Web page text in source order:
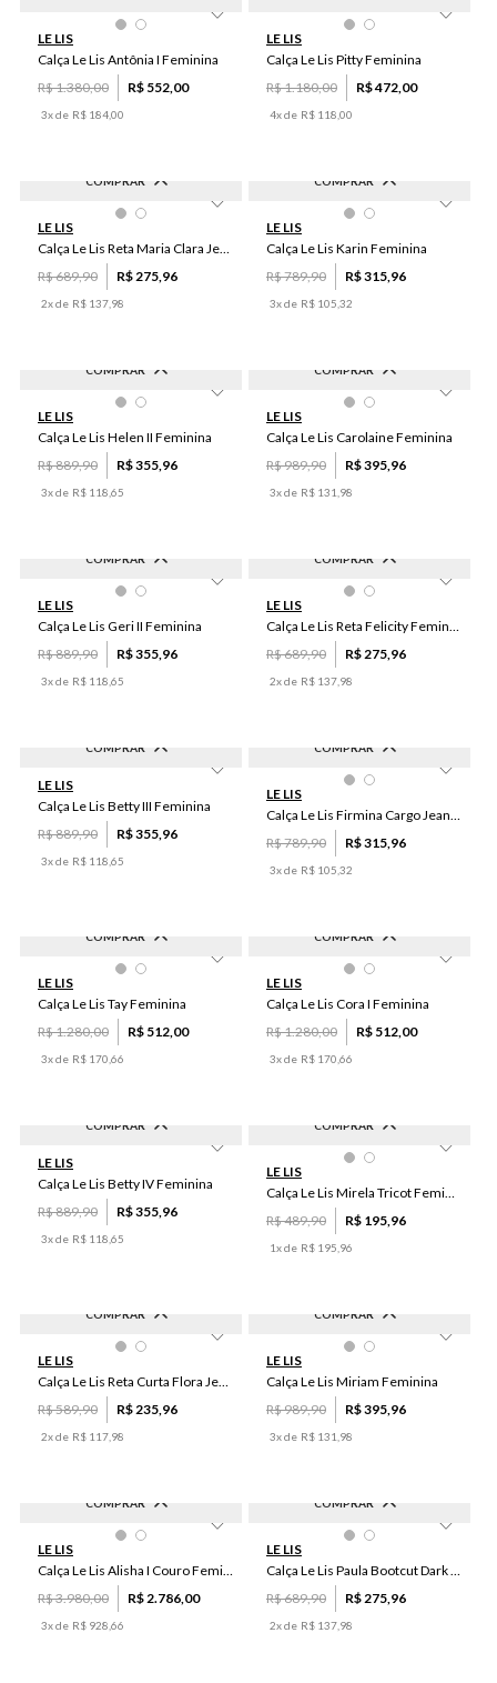
42 44
LE LIS
Calça Le Lis Antônia I Feminina
R$1.380,00 R$ 552,00
3x de R$ 18400
44
LE LIS
Calça Le Lis Pitty Feminina
R$1.180,00 R$472,00
4x de R$ 118 00
COMPRAR
46
LE LIS
Calça Le Lis Reta Maria Clara Jeans Feminina
R$689,90 R$275,96
2x de R$ 137 98
COMPRAR
GG
LE LIS
Calça Le Lis Karin Feminina
R$789,90 R$315,96
3x de R$ 105 32
COMPRAR
G GG
LE LIS
Calça Le Lis Helen II Feminina
R$889,90 R$355,96
3x de R$ 118 65
COMPRAR
34
LE LIS
Calça Le Lis Carolaine Feminina
R$989,90 R$395,96
3x de R$ 131 98
COMPRAR
PP G
LE LIS
Calça Le Lis Geri II Feminina
R$889,90 R$355,96
3x de R$ 118 65
COMPRAR
46 44
LE LIS
Calça Le Lis Reta Felicity Feminina
R$689,90 R$275,96
2x de R$ 137 98
COMPRAR
LE LIS
Calça Le Lis Betty III Feminina
R$889,90 R$355,96
3x de R$ 118 65
COMPRAR
44
LE LIS
Calça Le Lis Firmina Cargo Jeans Feminina
R$789,90 R$315,96
3x de R$ 105 32
COMPRAR
36
LE LIS
Calça Le Lis Tay Feminina
R$1.280,00 R$ 512,00
3x de R$ 170 66
COMPRAR
44 46
LE LIS
Calça Le Lis Cora I Feminina
R$1.280,00 R$ 512,00
3x de R$ 170 66
COMPRAR
LE LIS
Calça Le Lis Betty IV Feminina
R$889,90 R$355,96
3x de R$ 118 65
COMPRAR
G PP
LE LIS
Calça Le Lis Mirela Tricot Feminina
R$489,90 R$ 195,96
1x de R$ 195 96
COMPRAR
46 44
LE LIS
Calça Le Lis Reta Curta Flora Jeans Feminina
R$589,90 R$235,96
2x de R$ 117 98
COMPRAR
44 46
LE LIS
Calça Le Lis Miriam Feminina
R$989,90 R$395,96
3x de R$ 131 98
COMPRAR
42 44
LE LIS
Calça Le Lis Alisha I Couro Feminina
R$3.980,00 R$2.786,00
3x de R$ 928 66
COMPRAR
38
36
46
LE LIS
Calça Le Lis Paula Bootcut Dark Jeans Feminina
R$689,90 R$275,96
2x de R$ 137 98